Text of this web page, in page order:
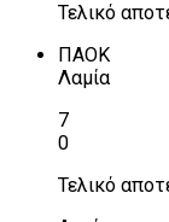
Τελικό
ΠΑΟΚ
Λαμία
7
0
Τελικό